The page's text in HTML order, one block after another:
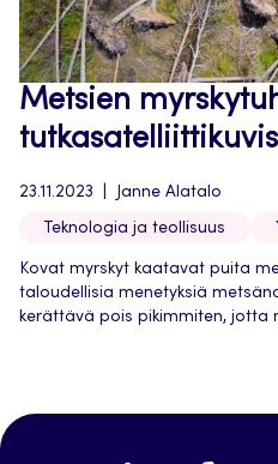
Metsien
23.11.2023 Janne Alatalo
Teknologia ja teollisuus
Kovat myrskyt kaatavat puita
taloudellisia menetyksiä
kerättävä pois pikimmiten, jotta